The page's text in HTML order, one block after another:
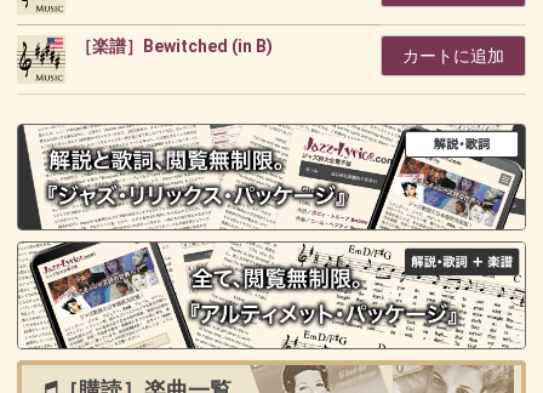
［楽譜］Bewitched (in B) カートに追加